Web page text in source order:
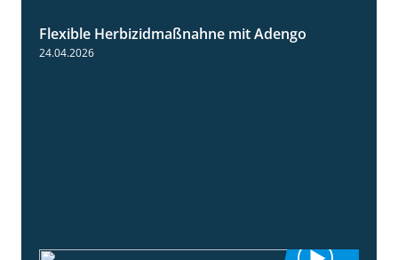
1:26
Flexible Herbizidmaßnahne mit Adengo
24.04.2026